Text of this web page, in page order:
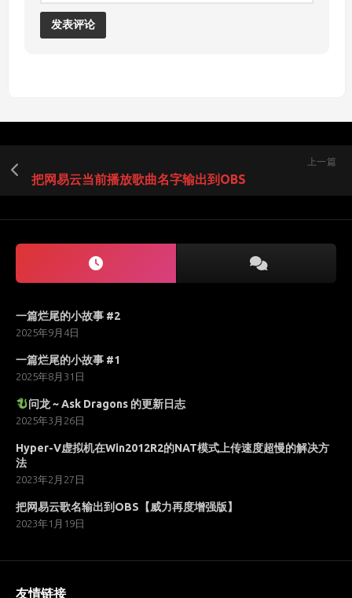
上一篇
把网易云当前播放歌曲名字输出到OBS
一篇烂尾的小故事 #2
2025年9月4日
一篇烂尾的小故事 #1
2025年8月31日
问龙 ~ Ask Dragons 的更新日志
2025年3月26日
Hyper-V虚拟机在Win2012R2的NAT模式上传速度超慢的解决方
法
2023年2月27日
把网易云歌名输出到OBS【威力再度增强版】
2023年1月19日
友情链接